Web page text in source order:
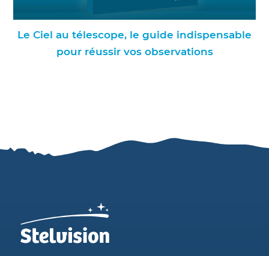
Le Ciel au télescope, le guide indispensable
pour réussir vos observations